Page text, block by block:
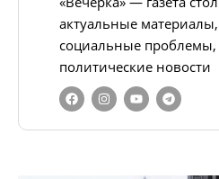
актуальные
социальные проблемы,
политические новости